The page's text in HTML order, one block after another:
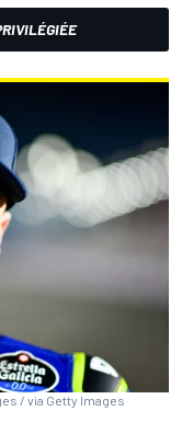
/ via Getty Images